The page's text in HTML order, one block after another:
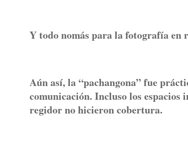
Y todo nomás para la fotografía en
Aún así, la “pachangona” fue
comunicación. Incluso los
regidor no hicieron cobertura.